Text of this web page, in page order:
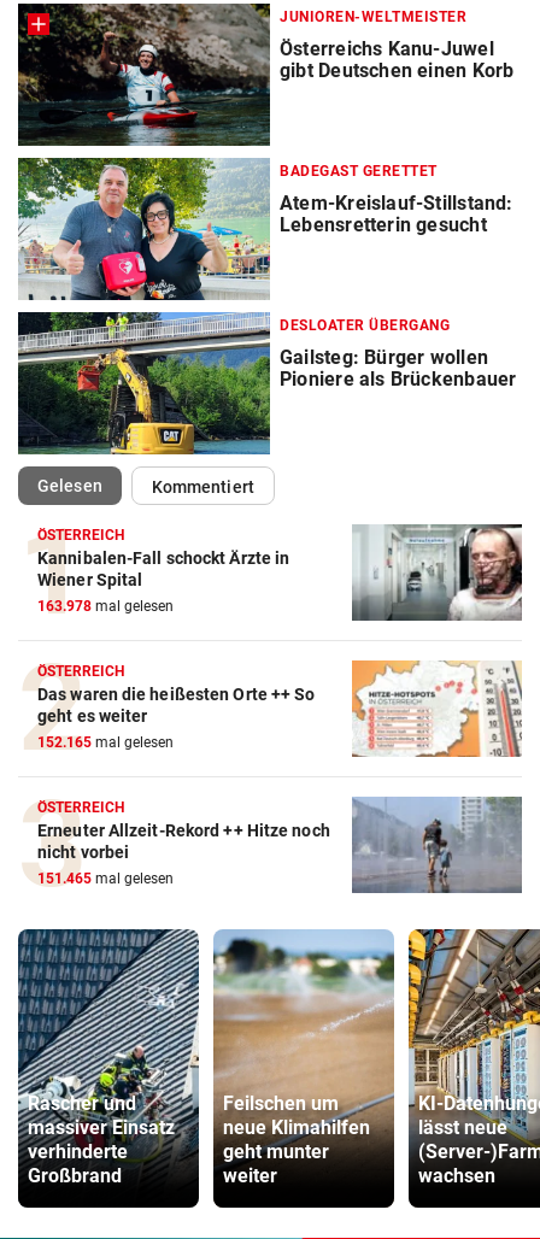
JUNIOREN-WELTMEISTER
Österreichs Kanu-Juwel
gibt Deutschen einen Korb
BADEGAST GERETTET
Atem-Kreislauf-Stillstand:
Lebensretterin gesucht
DESLOATER ÜBERGANG
Gailsteg: Bürger wollen
Pioniere als Brückenbauer
Gelesen(ausgewählt)Kommentiert
ÖSTERREICH
Kannibalen-Fall schockt Ärzte in
Wiener Spital
163.978 mal gelesen
ÖSTERREICH
Das waren die heißesten Orte ++ So
geht es weiter
152.165 mal gelesen
ÖSTERREICH
Erneuter Allzeit-Rekord ++ Hitze noch
nicht vorbei
151.465 mal gelesen
Rascher und
massiver Einsatz
verhinderte
Großbrand
Feilschen um
neue Klimahilfen
geht munter
weiter
KI-
lässt neue
(Server-
wachsen